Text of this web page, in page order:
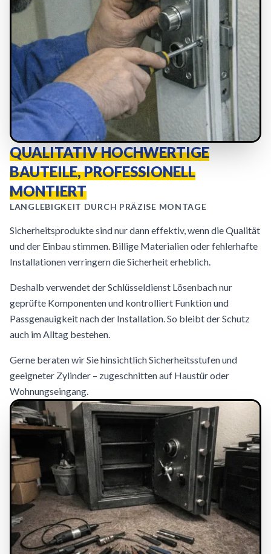
QUALITATIV HOCHWERTIGE
BAUTEILE, PROFESSIONELL
MONTIERT
LANGLEBIGKEIT DURCH PRÄZISE MONTAGE
Sicherheitsprodukte sind nur dann effektiv, wenn die Qualität
und der Einbau stimmen. Billige Materialien oder fehlerhafte
Installationen verringern die Sicherheit erheblich.
Deshalb verwendet der Schlüsseldienst Lösenbach nur
geprüfte Komponenten und kontrolliert Funktion und
Passgenauigkeit nach der Installation. So bleibt der Schutz
auch im Alltag bestehen.
Gerne beraten wir Sie hinsichtlich Sicherheitsstufen und
geeigneter Zylinder – zugeschnitten auf Haustür oder
Wohnungseingang.